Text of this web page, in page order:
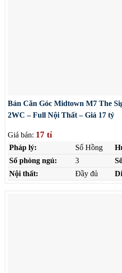
Bán Căn Góc Midtown M7 The
2WC – Full Nội Thất – Giá 17 tỷ
Giá bán: 17 tỉ
Pháp lý: Sổ Hồng
Số phòng ngủ:
3
Nội thất:
Đầy đủ